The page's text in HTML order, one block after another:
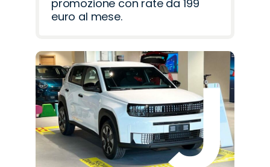
promozione con rate da 199
euro al mese.